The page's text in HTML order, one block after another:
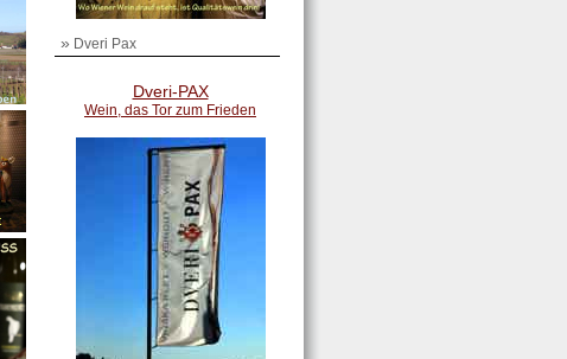
» Dveri Pax
Dveri-PAX
Wein, das Tor zum Frieden